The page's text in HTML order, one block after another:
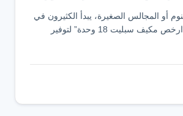
أو المجالس الصغيرة، يبدأ الكثيرون في
رحلة البحث عن “ارخص مكيف سبليت 18 وحدة” لتوفير